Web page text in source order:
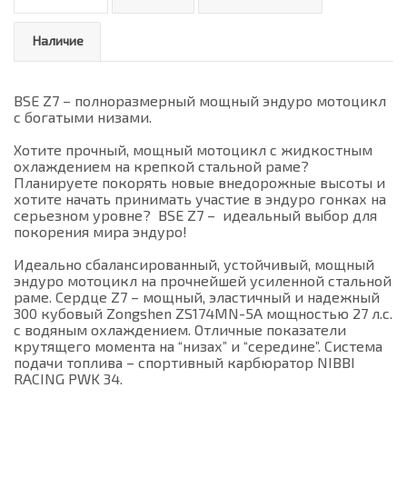
Наличие
BSE Z7 – полноразмерный мощный эндуро мотоцикл
с богатыми низами.
Хотите прочный, мощный мотоцикл с жидкостным
охлаждением на крепкой стальной раме?
Планируете покорять новые внедорожные высоты и
хотите начать принимать участие в эндуро гонках на
серьезном уровне? BSE Z7 – идеальный выбор для
покорения мира эндуро!
Идеально сбалансированный, устойчивый, мощный
эндуро мотоцикл на прочнейшей усиленной стальной
раме. Сердце Z7 – мощный, эластичный и надежный
300 кубовый Zongshen ZS174MN-5A мощностью 27 л.с.
с водяным охлаждением. Отличные показатели
крутящего момента на “низах” и “середине”. Система
подачи топлива – спортивный карбюратор NIBBI
RACING PWK 34.